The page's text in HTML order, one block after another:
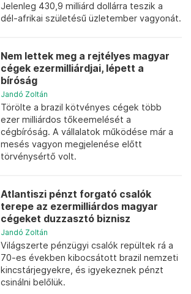
Jelenleg 430,9 milliárd dollárra teszik a
dél-afrikai születésű üzletember vagyonát.
Nem lettek meg a rejtélyes magyar
cégek ezermilliárdjai, lépett a
bíróság
Jandó Zoltán
Törölte a brazil kötvényes cégek több
ezer milliárdos tőkeemelését a
cégbíróság. A vállalatok működése már a
mesés vagyon megjelenése előtt
törvénysértő volt.
Atlantiszi pénzt forgató csalók
terepe az ezermilliárdos magyar
cégeket duzzasztó biznisz
Jandó Zoltán
Világszerte pénzügyi csalók repültek rá a
70-es években kibocsátott brazil nemzeti
kincstárjegyekre, és igyekeznek pénzt
csinálni belőlük.